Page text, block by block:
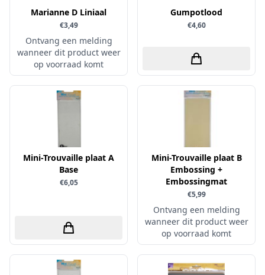
Uitdrukvellen
Canvas
Die Cuts
Finger Wax
Pan Pastel
Hobby Art
Hobbydots
HobbyFun
Hobbyjournaal
Jalekro
Joy & Noor
Juffrouw Muis
Lawn Fawn
Lemon Craft
Lisa Horton - Crafts
schudmateriaal
Scrappapier
Shiny details
Specialties
Stickers
Tools
Washi - tape
Marianne D Liniaal
€3,49
Ontvang een melding
wanneer dit product weer
op voorraad komt
Gumpotlood
€4,60
Mini-Trouvaille plaat A
Base
€6,05
Mini-Trouvaille plaat B
Embossing +
Embossingmat
€5,99
Ontvang een melding
wanneer dit product weer
op voorraad komt